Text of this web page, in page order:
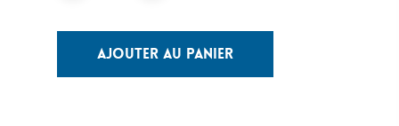
Ajouter Au Panier